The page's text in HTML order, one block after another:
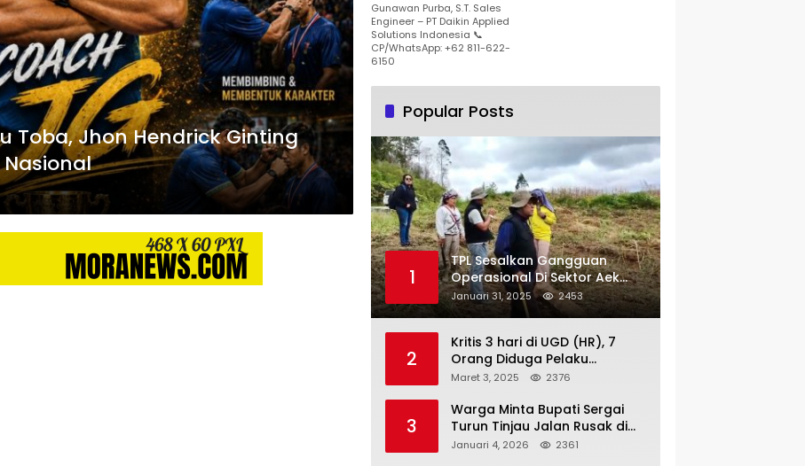
Toba, Jhon Hendrick Ginting
Gunawan Purba, S.T. Sales
Engineer – PT Daikin Applied
Solutions Indonesia 📞
CP/WhatsApp: +62 811-622-
6150
Popular Posts
1
TPL Sesalkan Gangguan
Operasional Di Sektor Aek
Nauli
Januari 31, 2025 2453
2
Kritis 3 hari di UGD (HR), 7
Orang Diduga Pelaku
Pengeroyokan di Lift KTV
Kantor Hukum JAP
Pertanyakan Kinerja Polresta
Tanjungpinang
Maret 3, 2025 2376
3
Warga Minta Bupati Sergai
Turun Tinjau Jalan Rusak di
Dusun 4 Desa Sei Periuk
Januari 4, 2026 2361